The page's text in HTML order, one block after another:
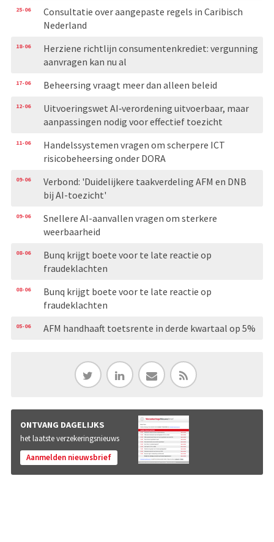
25-06
Consultatie over aangepaste regels in Caribisch
Nederland
18-06
Herziene richtlijn consumentenkrediet: vergunning
aanvragen kan nu al
17-06 Beheersing vraagt meer dan alleen beleid
12-06
Uitvoeringswet AI‑verordening uitvoerbaar, maar
aanpassingen nodig voor effectief toezicht
11-06
Handelssystemen vragen om scherpere ICT
risicobeheersing onder DORA
09-06
Verbond: 'Duidelijkere taakverdeling AFM en DNB
bij AI-toezicht'
09-06
Snellere AI-aanvallen vragen om sterkere
weerbaarheid
08-06
Bunq krijgt boete voor te late reactie op
fraudeklachten
08-06
Bunq krijgt boete voor te late reactie op
fraudeklachten
05-06 AFM handhaaft toetsrente in derde kwartaal op 5%
ONTVANG DAGELIJKS
het laatste verzekeringsnieuws
Aanmelden nieuwsbrief